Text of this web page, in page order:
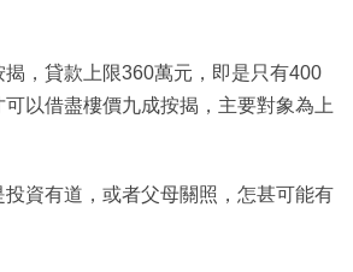
，貸款上限360萬元，即是只有400
以借盡樓價九成按揭，主要對象為上
資有道，或者父母關照，怎甚可能有